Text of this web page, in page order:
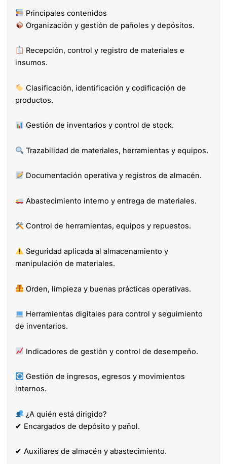
Principales contenidos
Organización y gestión de pañoles y depósitos.
Recepción, control y registro de materiales e
insumos.
Clasificación, identificación y codificación de
productos.
Gestión de inventarios y control de stock.
Trazabilidad de materiales, herramientas y equipos.
Documentación operativa y registros de almacén.
Abastecimiento interno y entrega de materiales.
Control de herramientas, equipos y repuestos.
Seguridad aplicada al almacenamiento y
manipulación de materiales.
Orden, limpieza y buenas prácticas operativas.
Herramientas digitales para control y seguimiento
de inventarios.
Indicadores de gestión y control de desempeño.
Gestión de ingresos, egresos y movimientos
internos.
¿A quién está dirigido?
✔ Encargados de depósito y pañol.
✔ Auxiliares de almacén y abastecimiento.